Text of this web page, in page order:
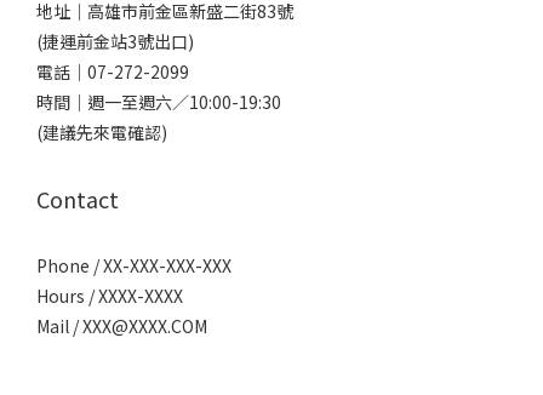
地址｜ 高雄市前金區新盛二街83號
(捷運前金站3號出口)
電話｜ 07-272-2099
時間｜週一至週六／10:00-19:30
(建議先來電確認)
Contact
Phone / XX-XXX-XXX-XXX
Hours / XXXX-XXXX
Mail /XXX@XXXX.COM